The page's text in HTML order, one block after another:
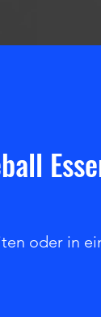
oder in